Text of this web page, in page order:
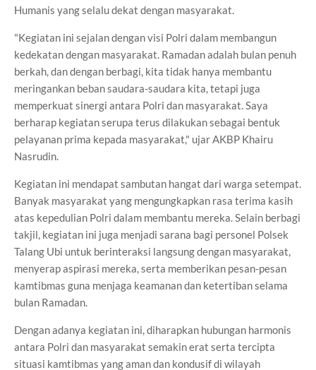
Humanis yang selalu dekat dengan masyarakat.
"Kegiatan ini sejalan dengan visi Polri dalam membangun
kedekatan dengan masyarakat. Ramadan adalah bulan penuh
berkah, dan dengan berbagi, kita tidak hanya membantu
meringankan beban saudara-saudara kita, tetapi juga
memperkuat sinergi antara Polri dan masyarakat. Saya
berharap kegiatan serupa terus dilakukan sebagai bentuk
pelayanan prima kepada masyarakat," ujar AKBP Khairu
Nasrudin.
Kegiatan ini mendapat sambutan hangat dari warga setempat.
Banyak masyarakat yang mengungkapkan rasa terima kasih
atas kepedulian Polri dalam membantu mereka. Selain berbagi
takjil, kegiatan ini juga menjadi sarana bagi personel Polsek
Talang Ubi untuk berinteraksi langsung dengan masyarakat,
menyerap aspirasi mereka, serta memberikan pesan-pesan
kamtibmas guna menjaga keamanan dan ketertiban selama
bulan Ramadan.
Dengan adanya kegiatan ini, diharapkan hubungan harmonis
antara Polri dan masyarakat semakin erat serta tercipta
situasi kamtibmas yang aman dan kondusif di wilayah